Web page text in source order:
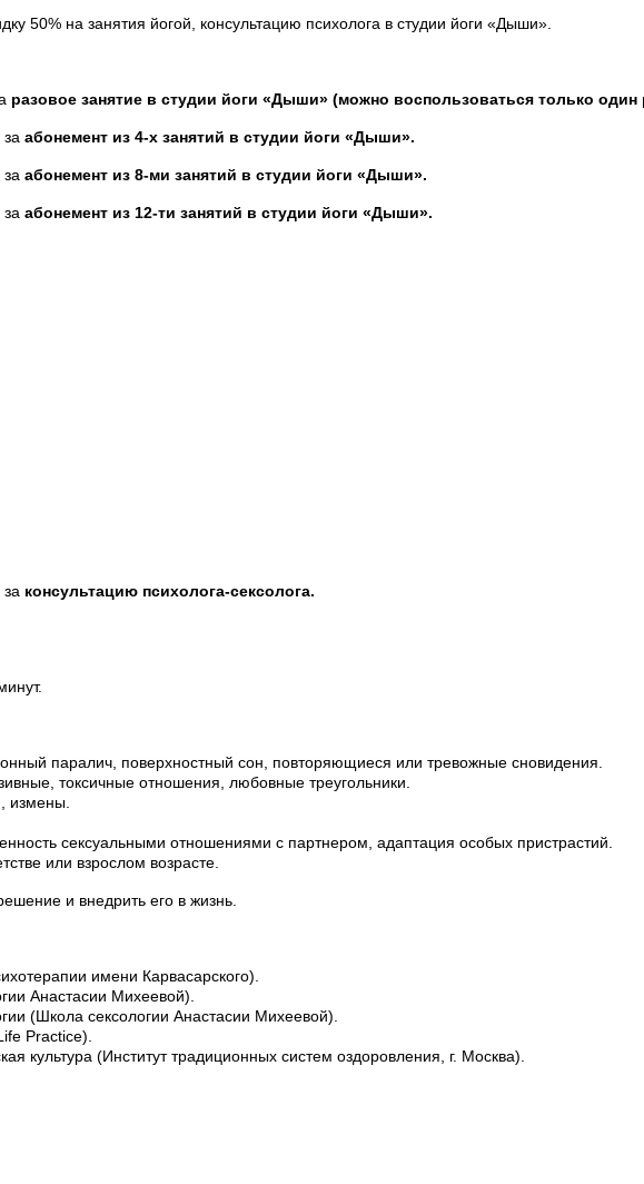
50% на занятия йогой, консультацию психолога в студии йоги «Дыши».
разовое занятие в студии йоги «Дыши» (можно воспользоваться только один
абонемент из 4-х занятий в студии йоги «Дыши».
абонемент из 8-ми занятий в студии йоги «Дыши».
абонемент из 12-ти занятий в студии йоги «Дыши».
консультацию психолога-сексолога.
паралич, поверхностный сон, повторяющиеся или тревожные сновидения.
токсичные отношения, любовные треугольники.
измены.
сексуальными отношениями с партнером, адаптация особых пристрастий.
или взрослом возрасте.
и внедрить его в жизнь.
имени Карвасарского).
Анастасии Михеевой).
(Школа сексологии Анастасии Михеевой).
Practice).
культура (Институт традиционных систем оздоровления, г. Москва).